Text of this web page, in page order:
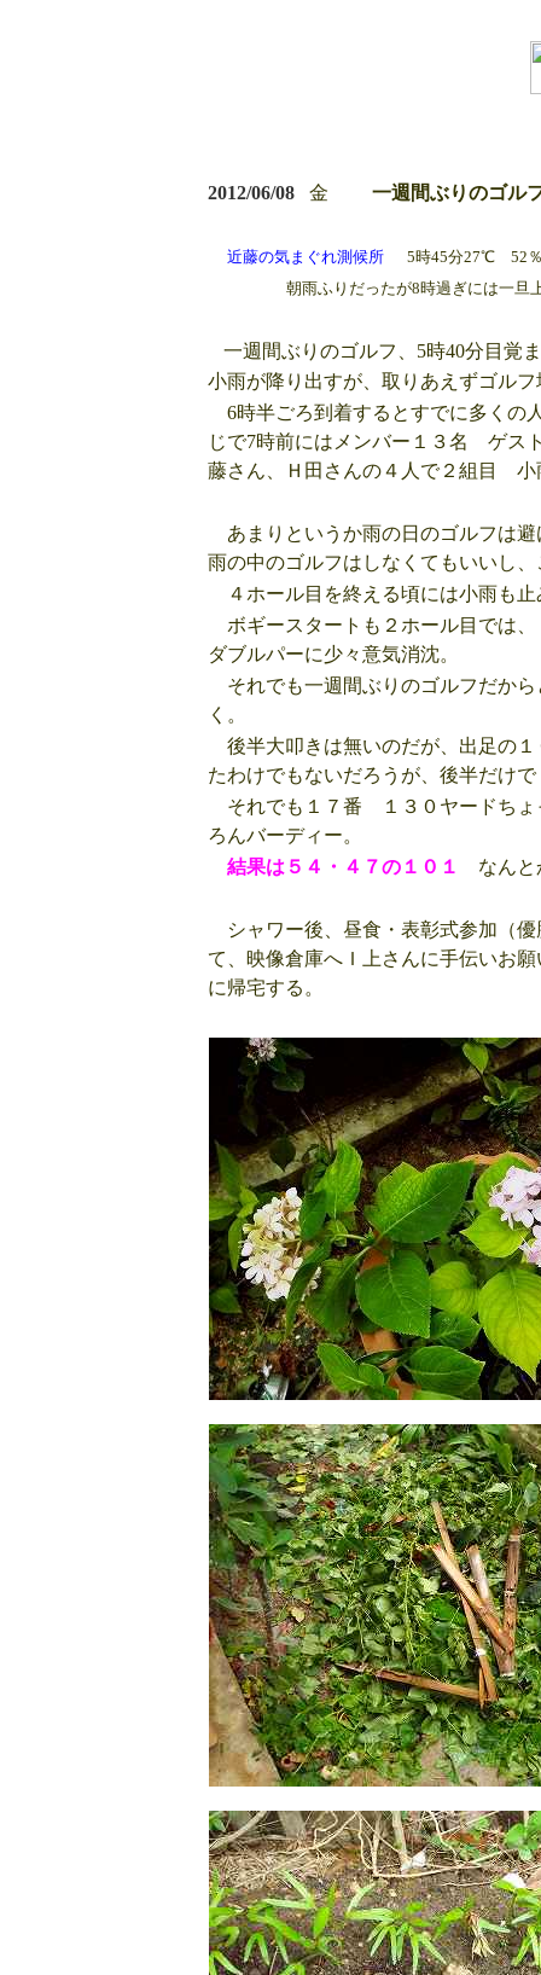
2012/06/08 金 一週間ぶりのゴル
近藤の気まぐれ測候所 5時45分27℃ 52
朝雨ふりだったが8時過ぎには一旦上が
一週間ぶりのゴルフ、5時40分目覚
小雨が降り出すが、取りあえずゴル
6時半ごろ到着するとすでに多くの
じで7時前にはメンバー１３名 ゲ
藤さん、Ｈ田さんの４人で２組目 小
あまりというか雨の日のゴルフは
雨の中のゴルフはしなくてもいいし
４ホール目を終える頃には小雨も
ボギースタートも２ホール目では
ダブルパーに少々意気消沈。
それでも一週間ぶりのゴルフだか
く。
後半大叩きは無いのだが、出足の
たわけでもないだろうが、後半だけ
それでも１７番 １３０ヤードちょ
ろんバーディー。
結果は５４・４７の１０１
なんと
シャワー後、昼食・表彰式参加（
て、映像倉庫へＩ上さんに手伝いお
に帰宅する。